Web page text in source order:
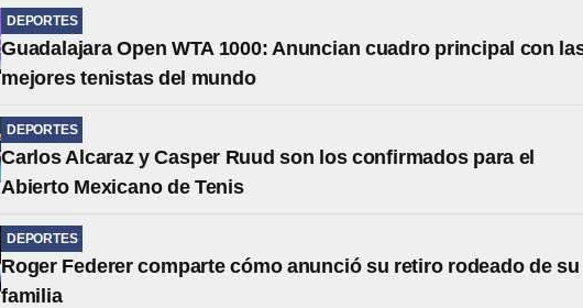
DEPORTES
Guadalajara Open WTA 1000: Anuncian cuadro principal con
mejores tenistas del mundo
DEPORTES
Carlos Alcaraz y Casper Ruud son los confirmados para el
Abierto Mexicano de Tenis
DEPORTES
Roger Federer comparte cómo anunció su retiro rodeado de su
familia